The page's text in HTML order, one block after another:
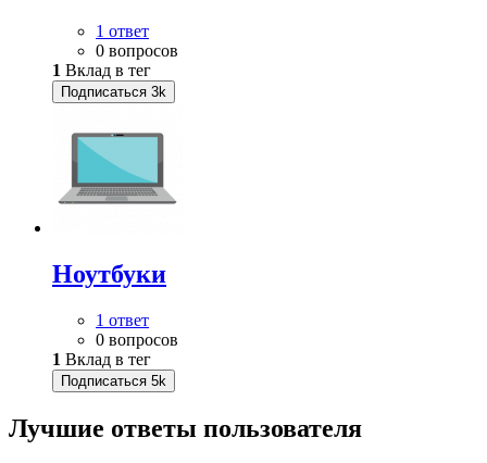
1 ответ
0 вопросов
1 Вклад в тег
Подписаться 3k
Ноутбуки
1 ответ
0 вопросов
1 Вклад в тег
Подписаться 5k
Лучшие ответы пользователя